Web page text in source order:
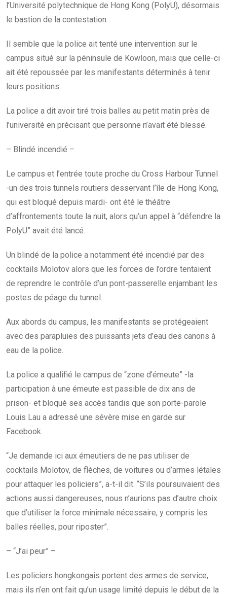
l’Université polytechnique de Hong Kong (PolyU), désormais
le bastion de la contestation.
Il semble que la police ait tenté une intervention sur le
campus situé sur la péninsule de Kowloon, mais que celle-ci
ait été repoussée par les manifestants déterminés à tenir
leurs positions.
La police a dit avoir tiré trois balles au petit matin près de
l’université en précisant que personne n’avait été blessé.
– Blindé incendié –
Le campus et l’entrée toute proche du Cross Harbour Tunnel
-un des trois tunnels routiers desservant l’île de Hong Kong,
qui est bloqué depuis mardi- ont été le théâtre
d’affrontements toute la nuit, alors qu’un appel à “défendre la
PolyU” avait été lancé.
Un blindé de la police a notamment été incendié par des
cocktails Molotov alors que les forces de l’ordre tentaient
de reprendre le contrôle d’un pont-passerelle enjambant les
postes de péage du tunnel.
Aux abords du campus, les manifestants se protégeaient
avec des parapluies des puissants jets d’eau des canons à
eau de la police.
La police a qualifié le campus de “zone d’émeute” -la
participation à une émeute est passible de dix ans de
prison- et bloqué ses accès tandis que son porte-parole
Louis Lau a adressé une sévère mise en garde sur
Facebook.
“Je demande ici aux émeutiers de ne pas utiliser de
cocktails Molotov, de flèches, de voitures ou d’armes létales
pour attaquer les policiers”, a-t-il dit. “S’ils poursuivaient des
actions aussi dangereuses, nous n’aurions pas d’autre choix
que d’utiliser la force minimale nécessaire, y compris les
balles réelles, pour riposter”.
– “J’ai peur” –
Les policiers hongkongais portent des armes de service,
mais ils n’en ont fait qu’un usage limité depuis le début de la